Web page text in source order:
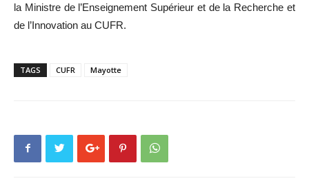
la Ministre de l’Enseignement Supérieur et de la Recherche et
de l’Innovation au CUFR.
TAGS CUFR Mayotte